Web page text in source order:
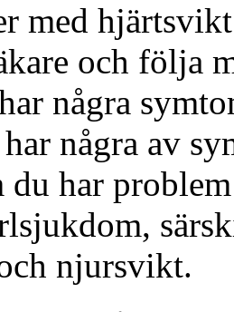
med
och följa
några
några av
har
njursvikt.